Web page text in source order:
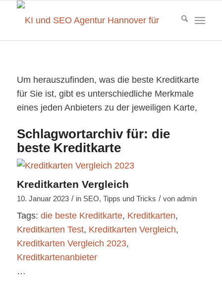
Um herauszufinden, was die beste Kreditkarte
für Sie ist, gibt es unterschiedliche Merkmale
eines jeden Anbieters zu der jeweiligen Karte,
Schlagwortarchiv für: die
beste Kreditkarte
Kreditkarten Vergleich
10. Januar 2023 / in SEO, Tipps und Tricks / von admin
Tags: die beste Kreditkarte, Kreditkarten,
Kreditkarten Test, Kreditkarten Vergleich,
Kreditkarten Vergleich 2023,
Kreditkartenanbieter
…